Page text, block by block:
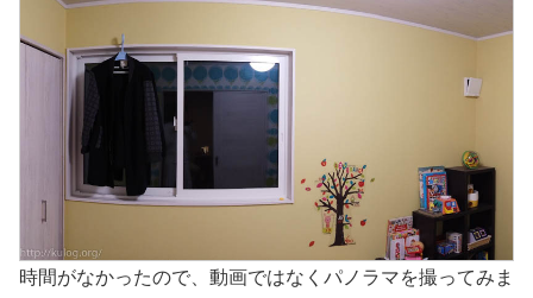
時間がなかったので、動画ではなくパノラマを撮ってみま